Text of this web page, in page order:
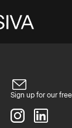
Sign up for our